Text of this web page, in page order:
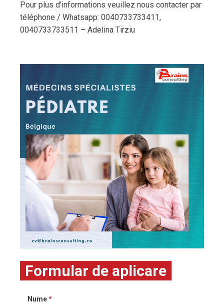
Pour plus d'informations veuillez nous contacter par
téléphone / Whatsapp: 0040733733411,
0040733733511 – Adelina Tirziu
Formular de aplicare
Nume*